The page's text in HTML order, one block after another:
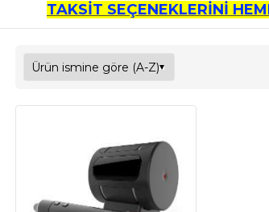
TAKSİT SEÇENEKLERİNİ